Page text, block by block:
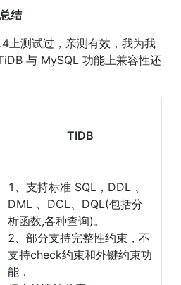
结
上测试过，亲测有效，我为我
与 MySQL 功能上兼容性还
TIDB
1、支持标准 SQL，DDL 、
DML 、DCL、DQL(包括分
析函数,各种查询)。
2、部分支持完整性约束，不
支持check约束和外键约束功
能，